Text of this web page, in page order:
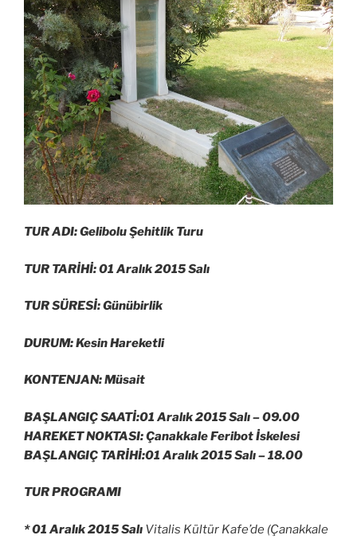
TUR ADI: Gelibolu Şehitlik Turu
TUR TARİHİ: 01 Aralık 2015 Salı
TUR SÜRESİ: Günübirlik
DURUM: Kesin Hareketli
KONTENJAN: Müsait
BAŞLANGIÇ SAATİ:01 Aralık 2015 Salı –09.00
HAREKET NOKTASI: Çanakkale Feribot İskelesi
BAŞLANGIÇ TARİHİ:01 Aralık 2015 Salı –18.00
TUR PROGRAMI
* 01 Aralık 2015 Salı Vitalis Kültür Kafe’de (Çanakkale